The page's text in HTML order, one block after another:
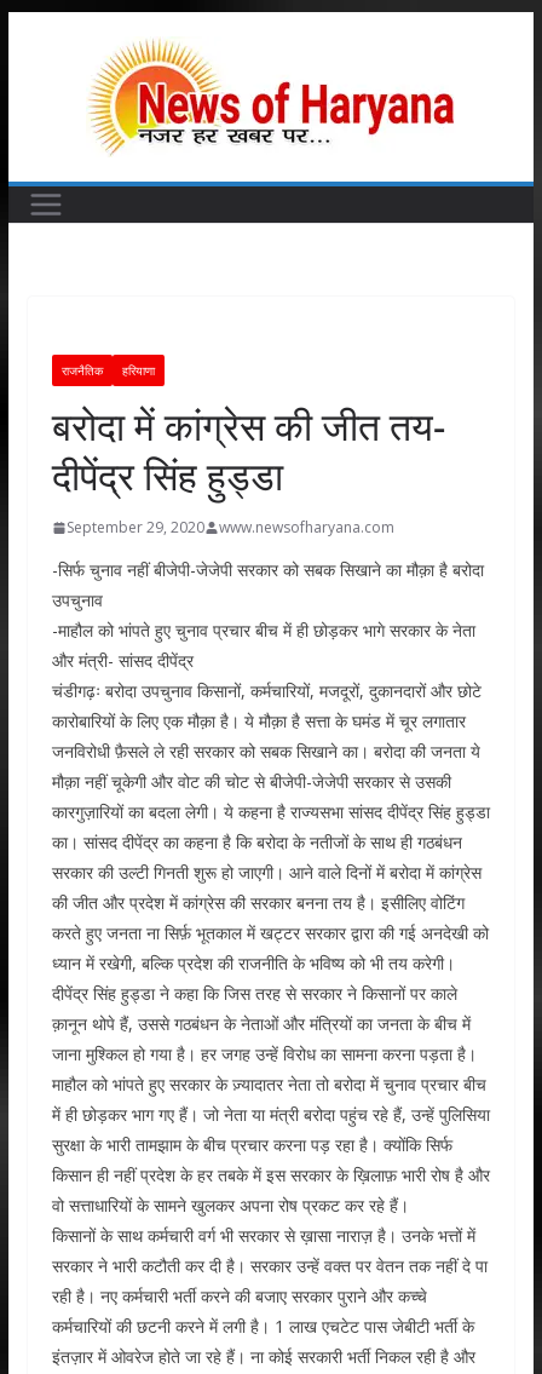
राजनैतिक हरियाणा
बरोदा में कांग्रेस की जीत तय-
दीपेंद्र सिंह हुड्डा
September 29, 2020 www.newsofharyana.com
-सिर्फ चुनाव नहीं बीजेपी-जेजेपी सरकार को सबक सिखाने का मौक़ा है बरोदा
उपचुनाव
-माहौल को भांपते हुए चुनाव प्रचार बीच में ही छोड़कर भागे सरकार के नेता
और मंत्री- सांसद दीपेंद्र
चंडीगढ़ः बरोदा उपचुनाव किसानों, कर्मचारियों, मजदूरों, दुकानदारों और छोटे
कारोबारियों के लिए एक मौक़ा है। ये मौक़ा है सत्ता के घमंड में चूर लगातार
जनविरोधी फ़ैसले ले रही सरकार को सबक सिखाने का। बरोदा की जनता ये
मौक़ा नहीं चूकेगी और वोट की चोट से बीजेपी-जेजेपी सरकार से उसकी
कारगुज़ारियों का बदला लेगी। ये कहना है राज्यसभा सांसद दीपेंद्र सिंह हुड्डा
का। सांसद दीपेंद्र का कहना है कि बरोदा के नतीजों के साथ ही गठबंधन
सरकार की उल्टी गिनती शुरू हो जाएगी। आने वाले दिनों में बरोदा में कांग्रेस
की जीत और प्रदेश में कांग्रेस की सरकार बनना तय है। इसीलिए वोटिंग
करते हुए जनता ना सिर्फ़ भूतकाल में खट्टर सरकार द्वारा की गई अनदेखी को
ध्यान में रखेगी, बल्कि प्रदेश की राजनीति के भविष्य को भी तय करेगी।
दीपेंद्र सिंह हुड्डा ने कहा कि जिस तरह से सरकार ने किसानों पर काले
क़ानून थोपे हैं, उससे गठबंधन के नेताओं और मंत्रियों का जनता के बीच में
जाना मुश्किल हो गया है। हर जगह उन्हें विरोध का सामना करना पड़ता है।
माहौल को भांपते हुए सरकार के ज़्यादातर नेता तो बरोदा में चुनाव प्रचार बीच
में ही छोड़कर भाग गए हैं। जो नेता या मंत्री बरोदा पहुंच रहे हैं, उन्हें पुलिसिया
सुरक्षा के भारी तामझाम के बीच प्रचार करना पड़ रहा है। क्योंकि सिर्फ
किसान ही नहीं प्रदेश के हर तबके में इस सरकार के ख़िलाफ़ भारी रोष है और
वो सत्ताधारियों के सामने खुलकर अपना रोष प्रकट कर रहे हैं।
किसानों के साथ कर्मचारी वर्ग भी सरकार से ख़ासा नाराज़ है। उनके भत्तों में
सरकार ने भारी कटौती कर दी है। सरकार उन्हें वक्त पर वेतन तक नहीं दे पा
रही है। नए कर्मचारी भर्ती करने की बजाए सरकार पुराने और कच्चे
कर्मचारियों की छटनी करने में लगी है। 1 लाख एचटेट पास जेबीटी भर्ती के
इंतज़ार में ओवरेज होते जा रहे हैं। ना कोई सरकारी भर्ती निकल रही है और